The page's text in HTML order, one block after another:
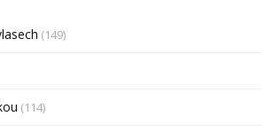
(149)
(114)